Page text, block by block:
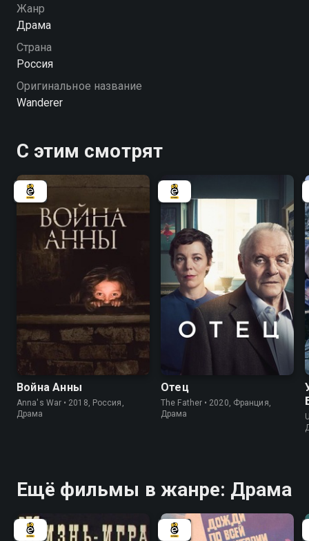
уже ожидают. Поиски Бога, смысла и способа
жизни, себя и своего места в этом жестоком месте
делают из людей Странников, тех, кто ни на миг не
смыкает глаз и продолжает вечный поиск.
Жанр
Драма
Страна
Россия
Оригинальное название
Wanderer
С этим смотрят
6.9 6.8
Война Анны
Anna's War • 2018, Россия,
Драма
8.3
Отец
The Father • 2020, Франция,
Драма
Ещё фильмы в жанре: Драма